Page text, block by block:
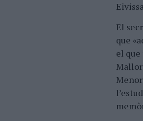
El
que
el